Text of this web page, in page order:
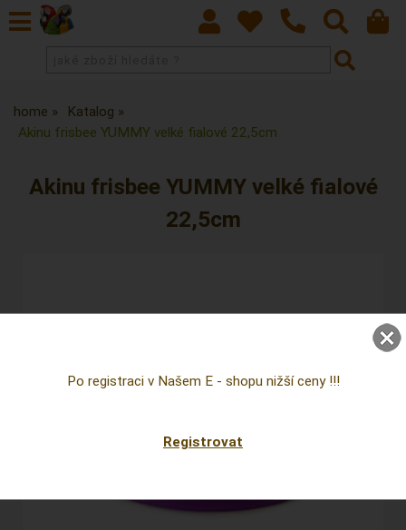
home
Katalog
Akinu frisbee YUMMY velké fialové 22,5cm
Akinu frisbee YUMMY velké fialové
22,5cm
Po registraci v Našem E - shopu nižší ceny !!!
Registrovat